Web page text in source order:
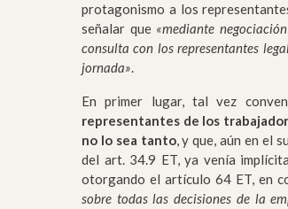
protagonismo a los
señalar que «mediante
consulta con los representantes
jornada».
En primer lugar, tal vez
representantes de los
no lo sea tanto, y que, aún en el
del art. 34.9 ET, ya venía
otorgando el artículo 64 ET, en
sobre todas las decisiones de la